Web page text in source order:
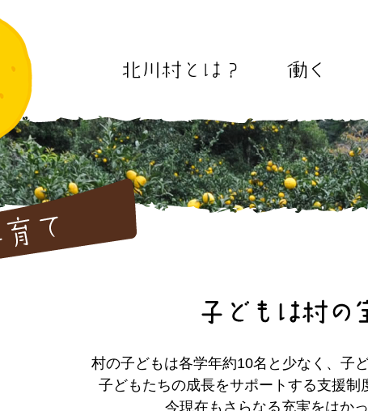
村の子どもは各学年約10名と少なく、子
子どもたちの成長をサポートする支援制
今現在もさらなる充実をはかっ